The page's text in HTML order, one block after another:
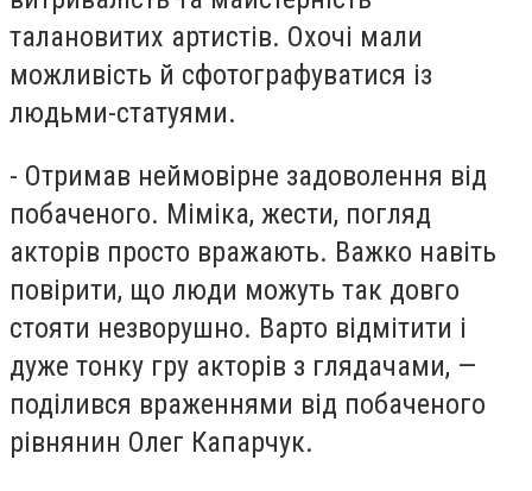
талановитих артистів. Охочі мали
можливість й сфотографуватися із
людьми-статуями.
- Отримав неймовірне задоволення від
побаченого. Міміка, жести, погляд
акторів просто вражають. Важко навіть
повірити, що люди можуть так довго
стояти незворушно. Варто відмітити і
дуже тонку гру акторів з глядачами, —
поділився враженнями від побаченого
рівнянин Олег Капарчук.